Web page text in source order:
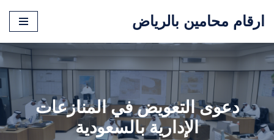
تخطى
ارقام محامين بالرياض
دعوى التعويض في المنازعات
الإدارية بالسعودية